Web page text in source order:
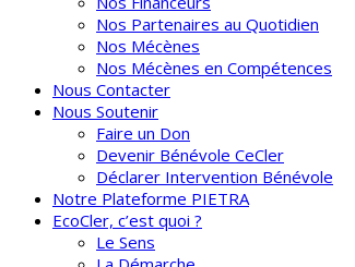
Nos Partenaires au Quotidien
Nos Mécènes
Nos Mécènes en Compétences
Nous Contacter
Nous Soutenir
Faire un Don
Devenir Bénévole CeCler
Déclarer Intervention Bénévole
Notre Plateforme PIETRA
EcoCler, c’est quoi ?
Le Sens